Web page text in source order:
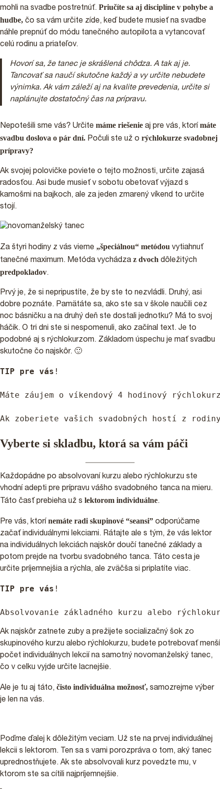
mohli na svadbe postretnúť. Priučíte sa aj disciplíne v pohybe a
hudbe, čo sa vám určite zíde, keď budete musieť na svadbe
náhle prepnúť do módu tanečného autopilota a vytancovať
celú rodinu a priateľov.
Hovorí sa, že tanec je skrášlená chôdza. A tak aj je.
Tancovať sa naučí skutočne každý a vy určite nebudete
výnimka. Ak vám záleží aj na kvalite prevedenia, určite si
naplánujte dostatočný čas na prípravu.
Nepotešili sme vás? Určite máme riešenie aj pre vás, ktorí máte
svadbu doslova o pár dní. Počuli ste už o rýchlokurze svadobnej
prípravy?
Ak svojej polovičke poviete o tejto možnosti, určite zajasá
radosťou. Asi bude musieť v sobotu obetovať výjazd s
kamošmi na bajkoch, ale za jeden zmarený víkend to určite
stojí.
Za štyri hodiny z vás vieme „špeciálnou“ metódou vytiahnuť
tanečné maximum. Metóda vychádza z dvoch dôležitých
predpokladov.
Prvý je, že si nepripustíte, že by ste to nezvládli. Druhý, asi
dobre poznáte. Pamätáte sa, ako ste sa v škole naučili cez
noc básničku a na druhý deň ste dostali jednotku? Má to svoj
háčik. O tri dni ste si nespomenuli, ako začínal text. Je to
podobné aj s rýchlokurzom. Základom úspechu je mať svadbu
skutočne čo najskôr. 🙂
TIP pre vás !
Máte záujem o víkendový 4 hodinový
Ak zoberiete vašich svadobných hostí z
Vyberte si skladbu, ktorá sa vám páči
Každopádne po absolvovaní kurzu alebo rýchlokurzu ste
vhodní adepti pre prípravu vášho svadobného tanca na mieru.
Táto časť prebieha už s lektorom individuálne.
Pre vás, ktorí nemáte radi skupinové “seansi” odporúčame
začať individuálnymi lekciami. Rátajte ale s tým, že vás lektor
na individuálnych lekciách najskôr doučí tanečné základy a
potom prejde na tvorbu svadobného tanca. Táto cesta je
určite príjemnejšia a rýchla, ale zväčša si priplatíte viac.
TIP pre vás !
Absolvovanie základného kurzu alebo
Ak najskôr zatnete zuby a prežijete socializačný šok zo
skupinového kurzu alebo rýchlokurzu, budete potrebovať menší
počet individuálnych lekcií na samotný novomanželský tanec,
čo v celku vyjde určite lacnejšie.
Ale je tu aj táto, čisto individuálna možnosť, samozrejme výber
je len na vás.
Poďme ďalej k dôležitým veciam. Už ste na prvej individuálnej
lekcii s lektorom. Ten sa s vami porozpráva o tom, aký tanec
uprednostňujete. Ak ste absolvovali kurz povedzte mu, v
ktorom ste sa cítili najpríjemnejšie.